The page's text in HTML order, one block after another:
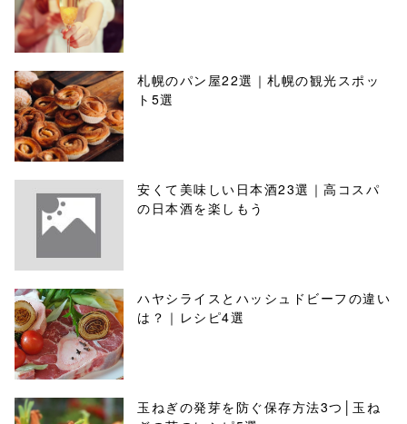
札幌のパン屋22選｜札幌の観光スポッ
ト5選
安くて美味しい日本酒23選｜高コスパ
の日本酒を楽しもう
ハヤシライスとハッシュドビーフの違い
は？｜レシピ4選
玉ねぎの発芽を防ぐ保存方法3つ│玉ね